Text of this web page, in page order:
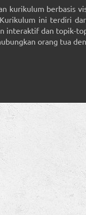
kurikulum berbasis
ini terdiri
interaktif dan topik-
orang tua